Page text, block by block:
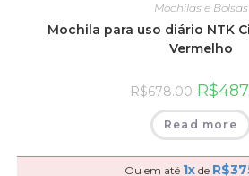
Mochilas e Bolsas
Mochila para uso diário NTK
Vermelho
R$678.00 R$
Read more
Ou em até 1x de R$